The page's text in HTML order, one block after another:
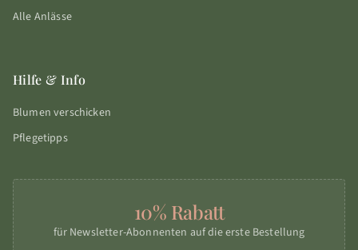
Alle Anlässe
Hilfe & Info
Blumen verschicken
Pflegetipps
10% Rabatt
für Newsletter-Abonnenten auf die erste Bestellung